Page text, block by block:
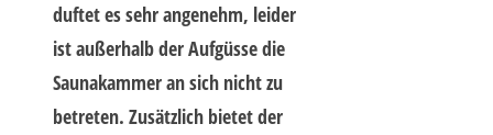
duftet es sehr angenehm, leider
ist außerhalb der Aufgüsse die
Saunakammer an sich nicht zu
betreten. Zusätzlich bietet der